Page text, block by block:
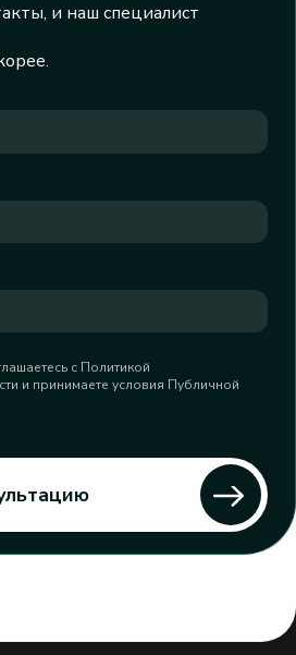
и наш специалист
с Политикой
и принимаете условия Публичной